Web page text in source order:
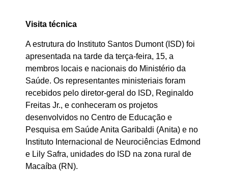
Visita técnica
A estrutura do Instituto Santos Dumont (ISD) foi
apresentada na tarde da terça-feira, 15, a
membros locais e nacionais do Ministério da
Saúde. Os representantes ministeriais foram
recebidos pelo diretor-geral do ISD, Reginaldo
Freitas Jr., e conheceram os projetos
desenvolvidos no Centro de Educação e
Pesquisa em Saúde Anita Garibaldi (Anita) e no
Instituto Internacional de Neurociências Edmond
e Lily Safra, unidades do ISD na zona rural de
Macaíba (RN).